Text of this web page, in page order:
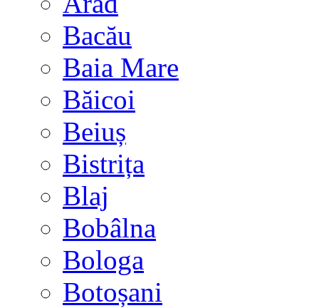
Bacău
Baia Mare
Băicoi
Beiuș
Bistrița
Blaj
Bobâlna
Bologa
Botoșani